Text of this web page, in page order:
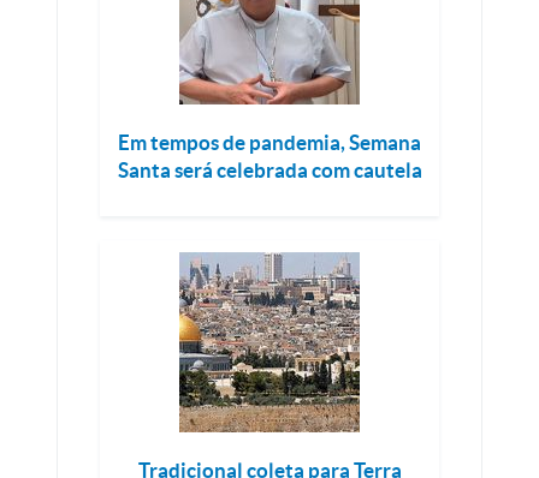
Em tempos de pandemia, Semana
Santa será celebrada com cautela
Tradicional coleta para Terra